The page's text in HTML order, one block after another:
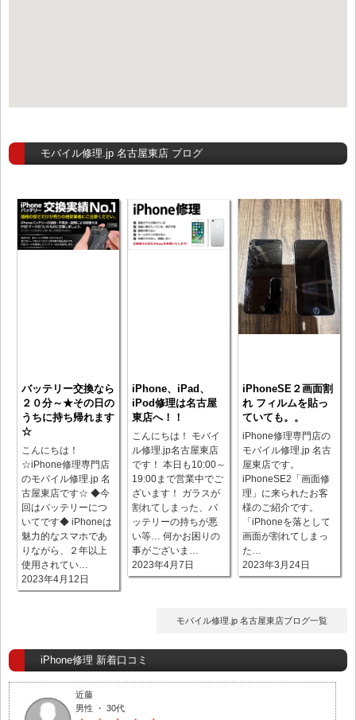
モバイル修理.jp 名古屋東店 ブログ
バッテリー交換なら
２０分～★その日の
うちに持ち帰れます
☆
こんにちは！
☆iPhone修理専門店
のモバイル修理.jp 名
古屋東店です☆ ◆今
回はバッテリーにつ
いてです◆ iPhoneは
魅力的なスマホであ
りながら、２年以上
使用されてい…
2023年4月12日
iPhone、iPad、
iPod修理は名古屋
東店へ！！
こんにちは！ モバイ
ル修理.jp名古屋東店
です！ 本日も10:00～
19:00まで営業中でご
ざいます！ ガラスが
割れてしまった、バ
ッテリーの持ちが悪
い等… 何かお困りの
事がございま…
2023年4月7日
iPhoneSE２画面割
れ フィルムを貼っ
ていても。。
iPhone修理専門店の
モバイル修理.jp 名古
屋東店です。
iPhoneSE2「画面修
理」に来られたお客
様のご紹介です。
「iPhoneを落として
画面が割れてしまっ
た…
2023年3月24日
モバイル修理.jp 名古屋東店ブログ一覧
iPhone修理 新着口コミ
近藤
男性 ・ 30代